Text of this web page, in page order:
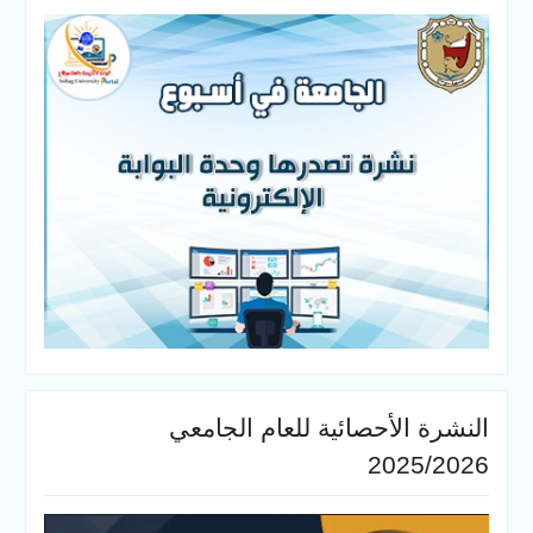
النشرة الأحصائية للعام الجامعي
2025/2026